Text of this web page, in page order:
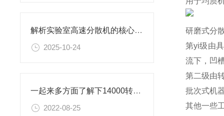
解析实验室高速分散机的核心构造及原理
2025-10-24
一起来多方面了解下14000转分散机是什么？
2022-08-25
研磨式分
第yi级由
流下，凹
第二级由
批次式机
其他一些